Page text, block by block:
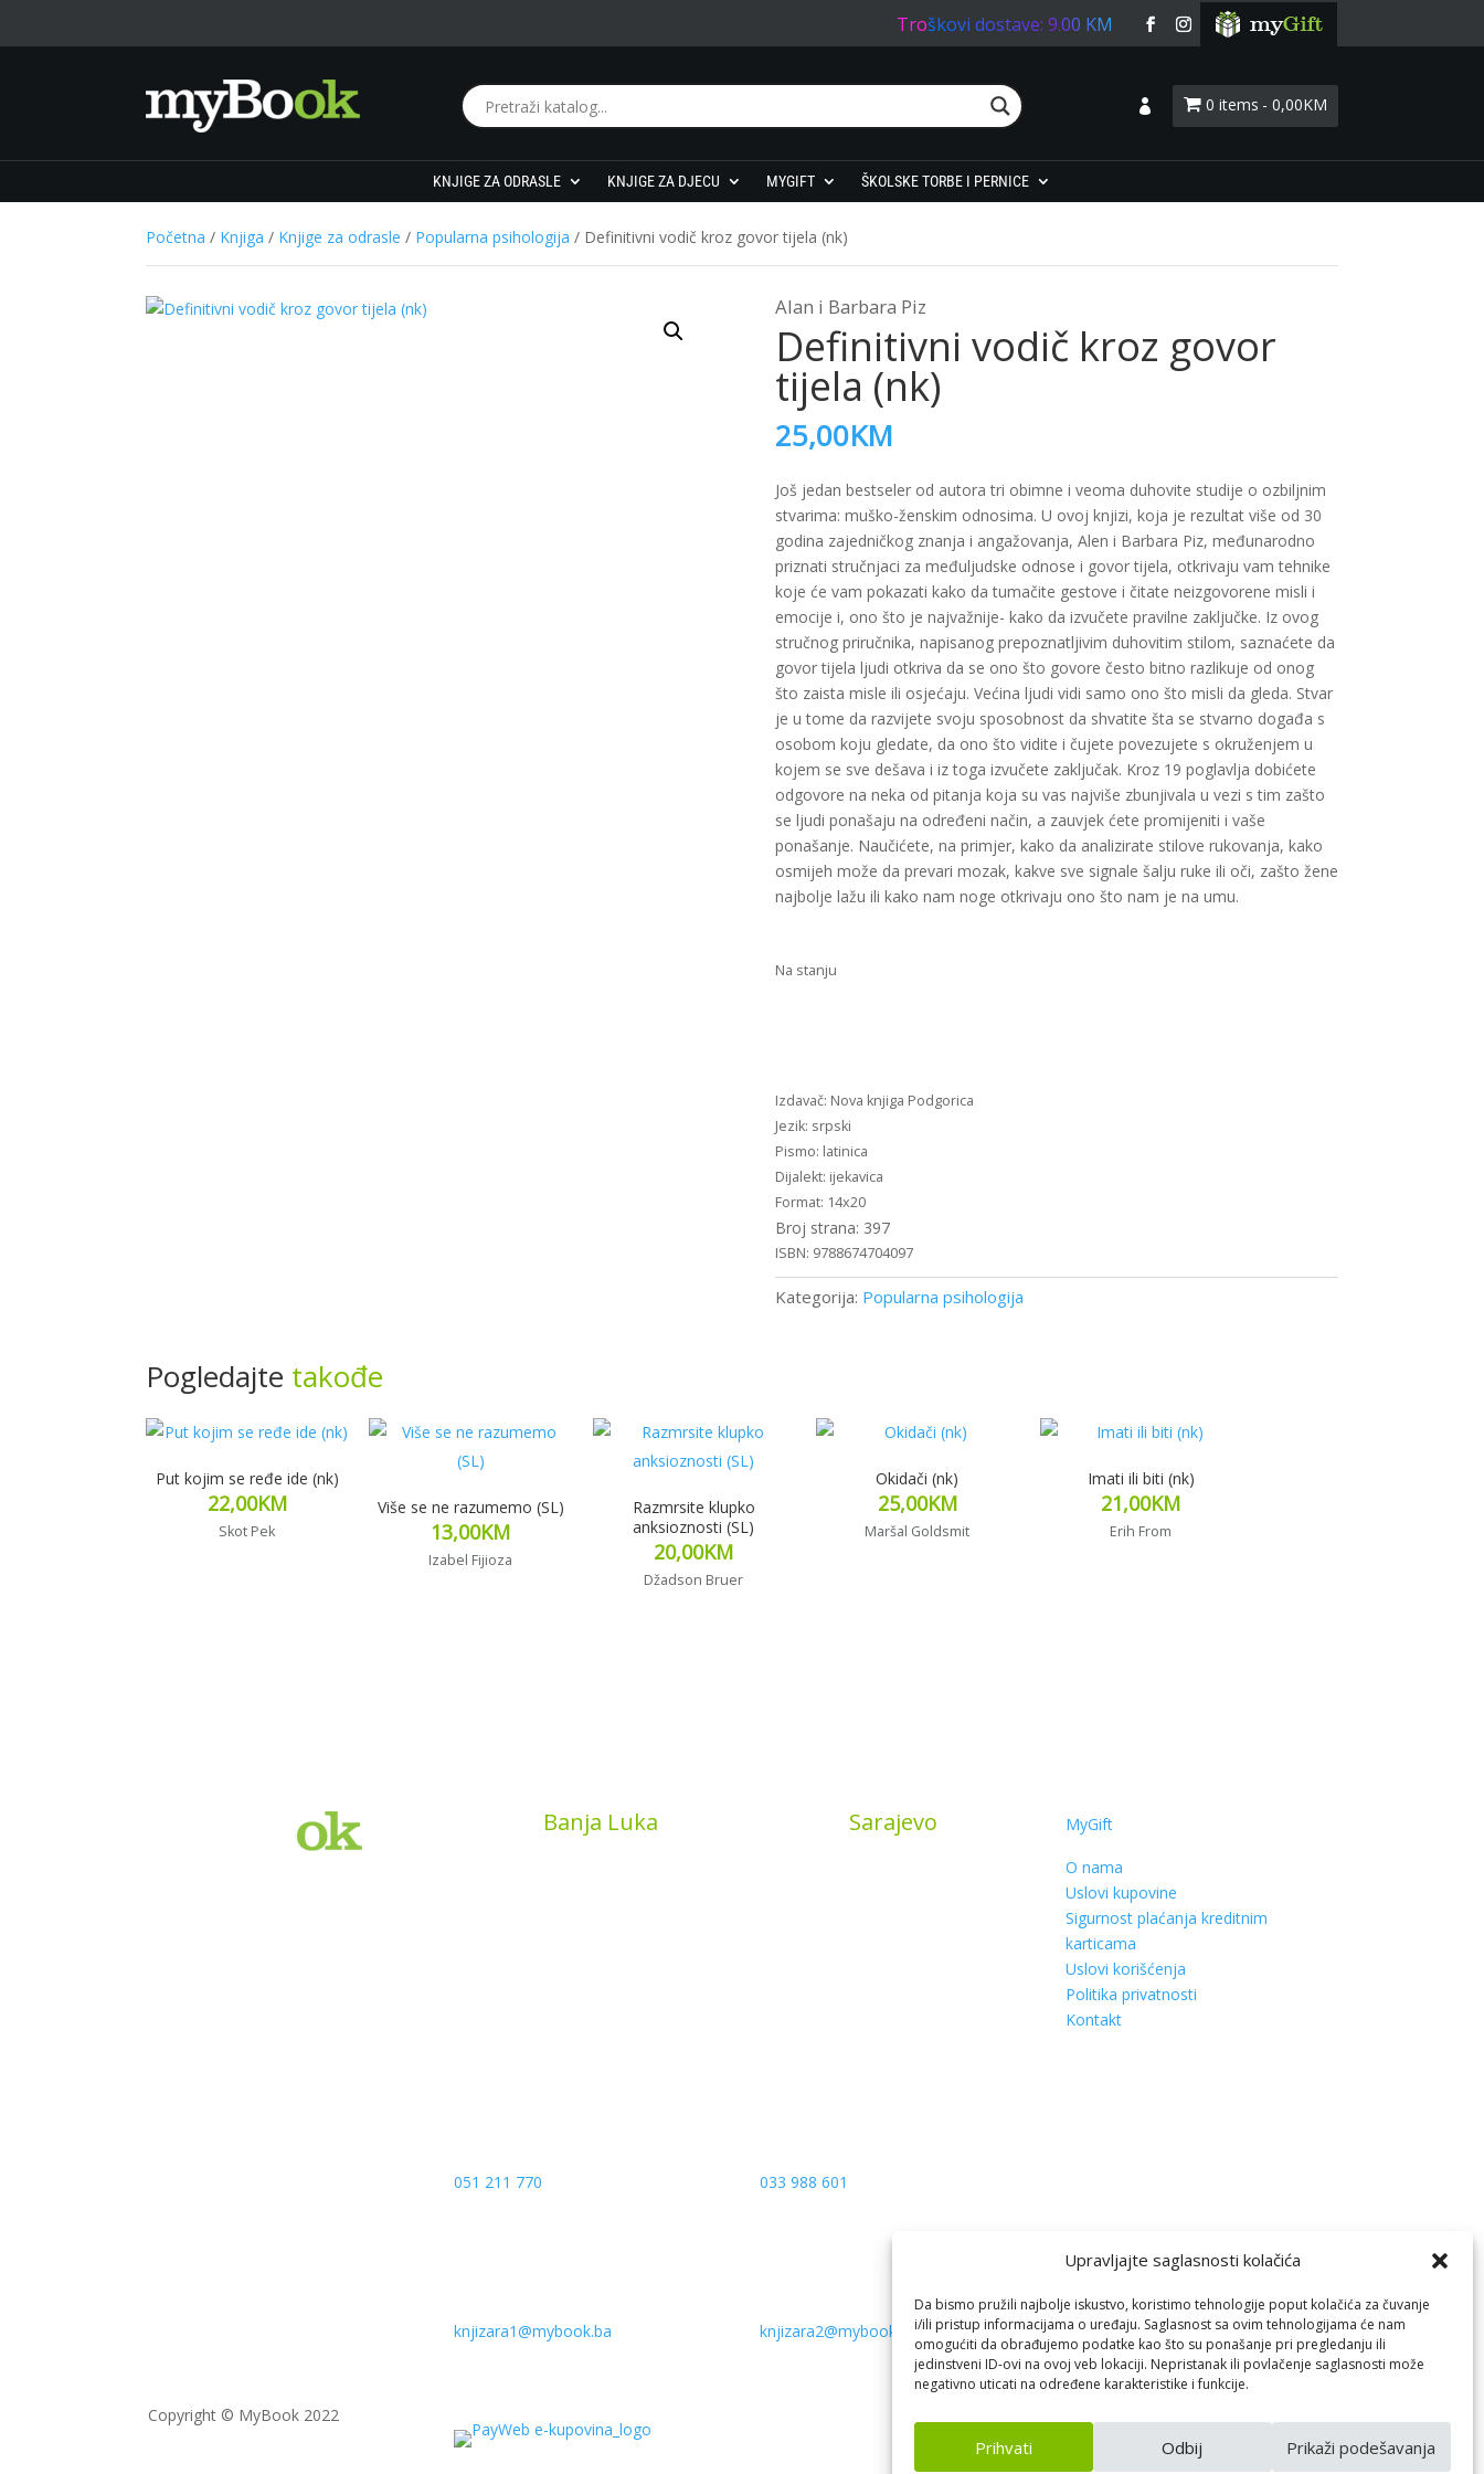
Upravljajte saglasnosti kolačića
Da bismo pružili najbolje iskustvo, koristimo tehnologije poput kolačića za čuvanje
i/ili pristup informacijama o uređaju. Saglasnost sa ovim tehnologijama će nam
omogućiti da obrađujemo podatke kao što su ponašanje pri pregledanju ili
jedinstveni ID-ovi na ovoj veb lokaciji. Nepristanak ili povlačenje saglasnosti može
negativno uticati na određene karakteristike i funkcije.
Prihvati Odbij Prikaži podešavanja
Troškovi dostave: 9.00 KM
0 items 0,00KM
KNJIGE ZA ODRASLE KNJIGE ZA DJECU MYGIFT ŠKOLSKE TORBE I PERNICE
Početna / Knjiga / Knjige za odrasle / Popularna psihologija / Definitivni vodič kroz govor tijela (nk)
Alan i Barbara Piz
Definitivni vodič kroz govor
tijela (nk)
25,00KM
Još jedan bestseler od autora tri obimne i veoma duhovite studije o ozbiljnim
stvarima: muško-ženskim odnosima. U ovoj knjizi, koja je rezultat više od 30
godina zajedničkog znanja i angažovanja, Alen i Barbara Piz, međunarodno
priznati stručnjaci za međuljudske odnose i govor tijela, otkrivaju vam tehnike
koje će vam pokazati kako da tumačite gestove i čitate neizgovorene misli i
emocije i, ono što je najvažnije- kako da izvučete pravilne zaključke. Iz ovog
stručnog priručnika, napisanog prepoznatljivim duhovitim stilom, saznaćete da
govor tijela ljudi otkriva da se ono što govore često bitno razlikuje od onog
što zaista misle ili osjećaju. Većina ljudi vidi samo ono što misli da gleda. Stvar
je u tome da razvijete svoju sposobnost da shvatite šta se stvarno događa s
osobom koju gledate, da ono što vidite i čujete povezujete s okruženjem u
kojem se sve dešava i iz toga izvučete zaključak. Kroz 19 poglavlja dobićete
odgovore na neka od pitanja koja su vas najviše zbunjivala u vezi s tim zašto
se ljudi ponašaju na određeni način, a zauvjek ćete promijeniti i vaše
ponašanje. Naučićete, na primjer, kako da analizirate stilove rukovanja, kako
osmijeh može da prevari mozak, kakve sve signale šalju ruke ili oči, zašto žene
najbolje lažu ili kako nam noge otkrivaju ono što nam je na umu.
Na stanju
tijela
(nk)
količina
Nova knjiga Podgorica
srpski
latinica
ijekavica
14x20
397
9788674704097
Kategorija: Popularna psihologija
Pogledajte takođe
Put kojim se ređe ide (nk)
22,00KM
Skot Pek
Više se ne razumemo (SL)
13,00KM
Izabel Fijioza
Razmrsite klupko
anksioznosti (SL)
20,00KM
Džadson Bruer
Okidači (nk)
25,00KM
Maršal Goldsmit
Imati ili biti (nk)
21,00KM
Erih From
Banja Luka
051 211 770
knjizara1@mybook.ba
Sarajevo
033 988 601
knjizara2@mybook.ba
MyGift
O nama
Uslovi kupovine
Sigurnost plaćanja kreditnim
karticama
Uslovi korišćenja
Politika privatnosti
Kontakt
Copyright © MyBook 2022